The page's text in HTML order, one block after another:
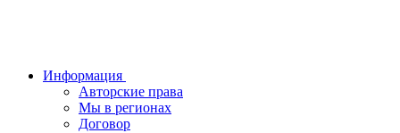
Информация
Авторские права
Мы в регионах
Договор